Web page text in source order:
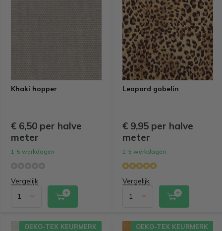
Khaki hopper
€ 6,50 per halve
meter
1-5 werkdagen
Vergelijk
Leopard gobelin
€ 9,95 per halve
meter
1-5 werkdagen
Vergelijk
OEKO-TEX KEURMERK OEKO-TEX KEURMERK